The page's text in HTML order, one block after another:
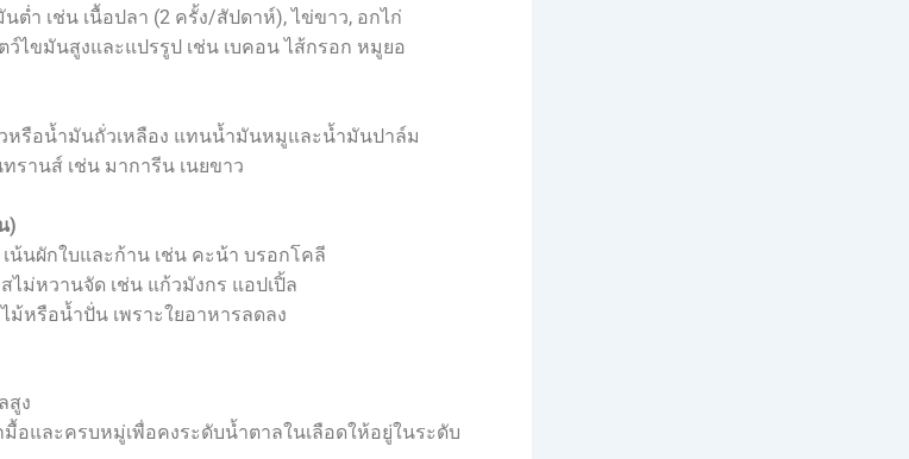
ต่ำ เช่น เนื้อปลา (2 ครั้ง/สัปดาห์), ไข่ขาว, อกไก่
ว์ไขมันสูงและแปรรูป เช่น เบคอน ไส้กรอก หมูยอ
หรือน้ำมันถั่วเหลือง แทนน้ำมันหมูและน้ำมันปาล์ม
รานส์ เช่น มาการีน เนยขาว
)
น้นผักใบและก้าน เช่น คะน้า บรอกโคลี
ไม่หวานจัด เช่น แก้วมังกร แอปเปิ้ล
ม้หรือน้ำปั่น เพราะใยอาหารลดลง
สูง
อและครบหมู่เพื่อคงระดับน้ำตาลในเลือดให้อยู่ในระดับ